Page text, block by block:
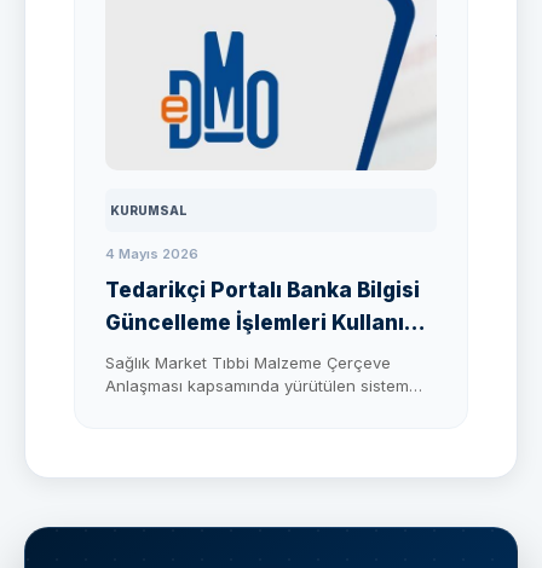
KURUMSAL
4 Mayıs 2026
Tedarikçi Portalı Banka Bilgisi
Güncelleme İşlemleri Kullanıma
Açıldı
Sağlık Market Tıbbi Malzeme Çerçeve
Anlaşması kapsamında yürütülen sistem
11.05.2026 tarihi itibarıyla kullanıma
portalında yer alan banka bilgilerini kontrol